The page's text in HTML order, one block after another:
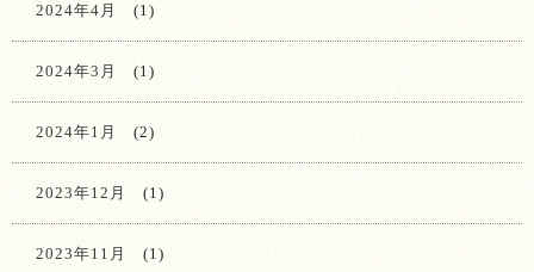
2024年4月 (1)
2024年3月 (1)
2024年1月 (2)
2023年12月 (1)
2023年11月 (1)